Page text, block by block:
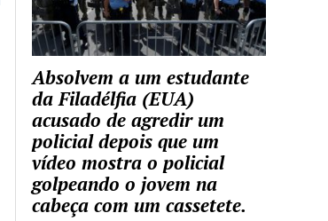
Absolvem a um estudante
da Filadélfia (EUA)
acusado de agredir um
policial depois que um
vídeo mostra o policial
golpeando o jovem na
cabeça com um cassetete.